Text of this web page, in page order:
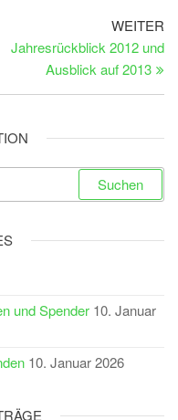
WEITER
Jahresrückblick 2012 und
Ausblick auf 2013
und Spender 10. Januar
10. Januar 2026